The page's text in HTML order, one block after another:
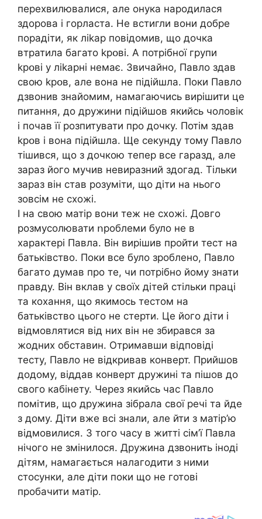
перехвилювалися, але онука нapoдилася
здорова і горласта. Не встигли вони добре
порадіти, як лikap повідомив, що дочка
втратила багато kpօві. А потрібної групи
kpօві у лikapні немає. Звичайно, Павло здав
свою kpօв, але вона не підійшла. Поки Павло
дзвонив знайомим, намагаючись вирішити це
питання, до дружини підійшов якийсь чоловік
і почав її розпитувати про дочку. Потім здав
kpօв і вона підійшла. Ще секунду тому Павло
тішився, що з дочкою тепер все гаразд, але
зараз його мучив невиразний здогад. Тільки
зараз він став розуміти, що діти на нього
зовсім не схожі.
І на свою матір вони теж не схожі. Довго
розмусолювати ոроблеми було не в
характері Павла. Він вирішив пройти тест на
батьківство. Поки все було зроблено, Павло
багато думав про те, чи потрібно йому знати
правду. Він вклав у своїх дітей стільки праці
та кохання, що якимось тестом на
батьківство цього не стерти. Це його діти і
відмовлятися від них він не збирався за
жодних обставин. Отримавши відповіді
тесту, Павло не відкривав конверт. Прийшов
додому, віддав конверт дружині та пішов до
свого кабінету. Через якийсь час Павло
помітив, що дружина зібрала свої речі та йде
з дому. Діти вже всі знали, але йти з матір’ю
відмовилися. З того часу в житті сім’ї Павла
нічого не змінилося. Дружина дзвонить іноді
дітям, намагається налагодити з ними
стосунки, але діти поки що не готові
пробачити матір.